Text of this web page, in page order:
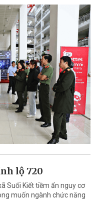
lộ 720
Suối Kiết tiềm ẩn nguy cơ
muốn ngành chức năng